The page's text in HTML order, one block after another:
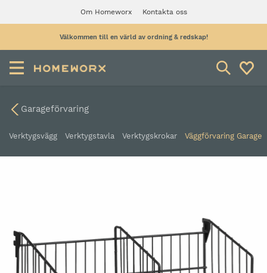
Om Homeworx Kontakta oss
Välkommen till en värld av ordning & redskap!
Garageförvaring
Verktygsvägg Verktygstavla Verktygskrokar Väggförvaring Garage